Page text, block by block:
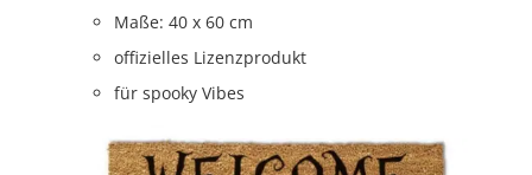
Maße: 40 x 60 cm
offizielles Lizenzprodukt
für spooky Vibes